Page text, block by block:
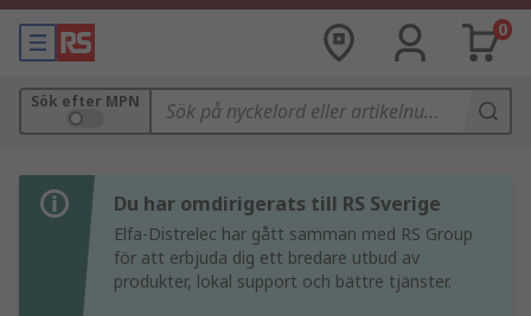
0
Sök efter MPN
Du har omdirigerats till RS Sverige
Elfa-Distrelec har gått samman med RS Group
för att erbjuda dig ett bredare utbud av
produkter, lokal support och bättre tjänster.